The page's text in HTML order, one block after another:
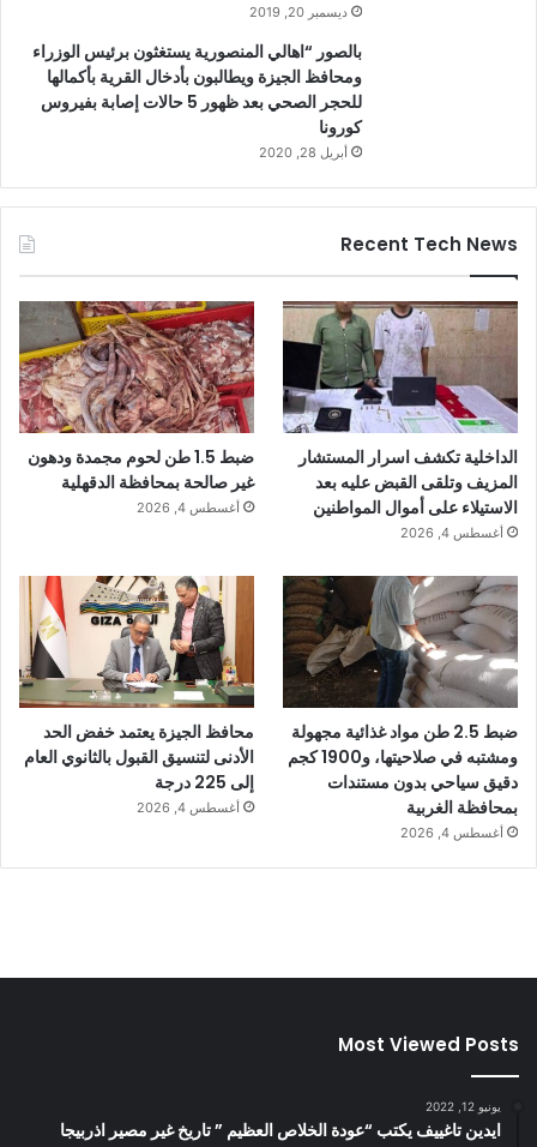
ديسمبر 20, 2019
بالصور “اهالي المنصورية يستغثون برئيس الوزراء
ومحافظ الجيزة ويطالبون بأدخال القرية بأكمالها
للحجر الصحي بعد ظهور 5 حالات إصابة بفيروس
كورونا
أبريل 28, 2020
Recent Tech News
الداخلية تكشف اسرار المستشار
المزيف وتلقى القبض عليه بعد
الاستيلاء على أموال المواطنين
أغسطس 4, 2026
ضبط 1.5 طن لحوم مجمدة ودهون
غير صالحة بمحافظة الدقهلية
أغسطس 4, 2026
ضبط 2.5 طن مواد غذائية مجهولة
ومشتبه في صلاحيتها، و1900 كجم
دقيق سياحي بدون مستندات
بمحافظة الغربية
أغسطس 4, 2026
محافظ الجيزة يعتمد خفض الحد
الأدنى لتنسيق القبول بالثانوي العام
إلى 225 درجة
أغسطس 4, 2026
Most Viewed Posts
يونيو 12, 2022
ايدين تاغييف يكتب “عودة الخلاص العظيم ” تاريخ غير مصير اذربيجا